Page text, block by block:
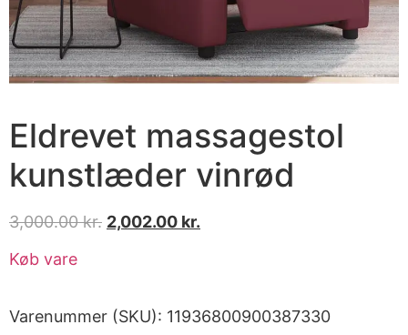
Eldrevet massagestol
kunstlæder vinrød
3,000.00kr. 2,002.00 kr.
Køb vare
Varenummer (SKU): 11936800900387330